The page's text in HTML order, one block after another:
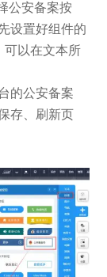
公安备案按
设置好组件的
可以在文本所
的公安备案
存、刷新页